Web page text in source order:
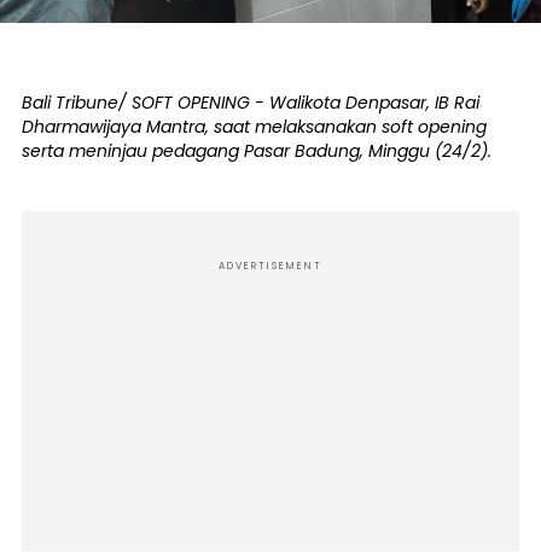
Bali Tribune/ SOFT OPENING - Walikota Denpasar, IB Rai
Dharmawijaya Mantra, saat melaksanakan soft opening
serta meninjau pedagang Pasar Badung, Minggu (24/2).
ADVERTISEMENT